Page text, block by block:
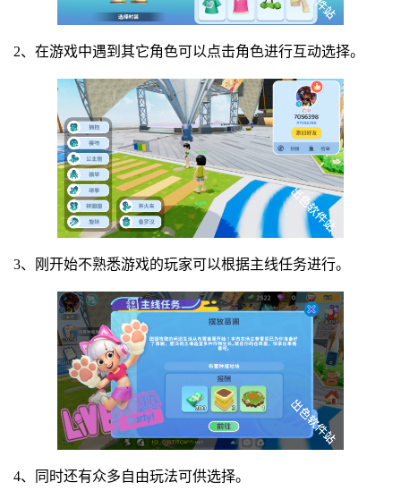
2、在游戏中遇到其它角色可以点击角色进行互动选择。
3、刚开始不熟悉游戏的玩家可以根据主线任务进行。
4、同时还有众多自由玩法可供选择。